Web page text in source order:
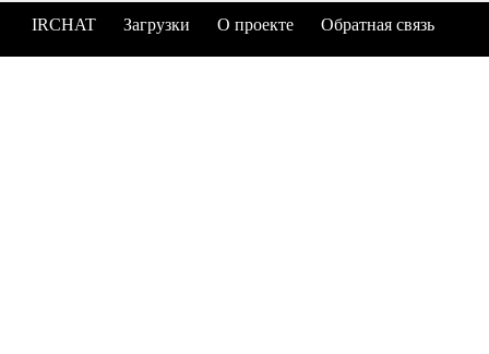
IRCHAT Загрузки О проекте Обратная связь